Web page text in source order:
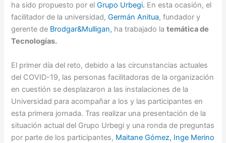
ha sido propuesto por elGrupo Urbegi. En esta ocasión, el
facilitador de la universidad,Germán Anitua, fundador y
gerente de Brodgar&Mulligan, ha trabajado latemática de
Tecnologías.
El primer día del reto, debido a las circunstancias actuales
del COVID-19, las personas facilitadoras de la organización
en cuestión se desplazaron a las instalaciones de la
Universidad para acompañar a los y las participantes en
esta primera jornada. Tras realizar una presentación de la
situación actual del Grupo Urbegi y una ronda de preguntas
por parte de los participantes, Maitane Gómez, Inge Merino